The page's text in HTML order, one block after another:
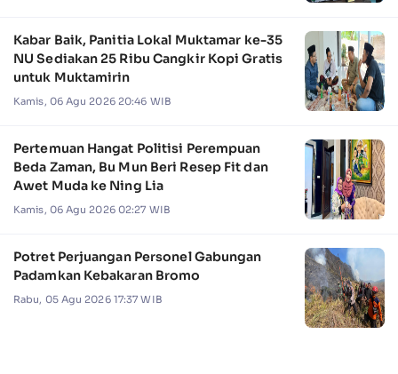
Kabar Baik, Panitia Lokal Muktamar ke-35
NU Sediakan 25 Ribu Cangkir Kopi Gratis
untuk Muktamirin
Kamis, 06 Agu 2026 20:46 WIB
Pertemuan Hangat Politisi Perempuan
Beda Zaman, Bu Mun Beri Resep Fit dan
Awet Muda ke Ning Lia
Kamis, 06 Agu 2026 02:27 WIB
Potret Perjuangan Personel Gabungan
Padamkan Kebakaran Bromo
Rabu, 05 Agu 2026 17:37 WIB